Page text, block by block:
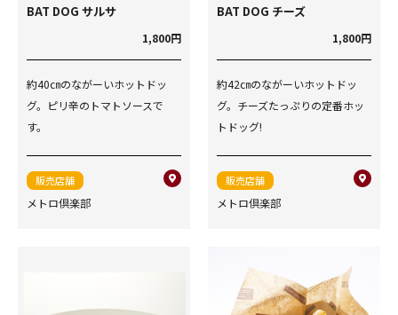
BAT DOG サルサ
1,800円
約40㎝のながーいホットドッ
グ。ピリ辛のトマトソースで
す。
販売店舗
メトロ倶楽部
BAT DOG チーズ
1,800円
約42㎝のながーいホットドッ
グ。チーズたっぷりの定番ホッ
トドッグ!
販売店舗
メトロ倶楽部